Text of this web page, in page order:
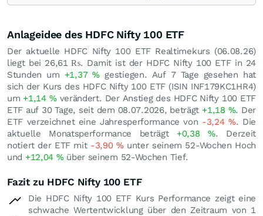
Anlageidee des HDFC Nifty 100 ETF
Der aktuelle HDFC Nifty 100 ETF Realtimekurs (06.08.26)
liegt bei 26,61 ₨. Damit ist der HDFC Nifty 100 ETF in 24
Stunden um +1,37% gestiegen. Auf 7 Tage gesehen hat
sich der Kurs des HDFC Nifty 100 ETF (ISIN INF179KC1HR4)
um +1,14 %verändert. Der Anstieg des HDFC Nifty 100 ETF
ETF auf 30 Tage, seit dem 08.07.2026, beträgt +1,18 %. Der
ETF verzeichnet eine Jahresperformance von -3,24%. Die
aktuelle Monatsperformance beträgt +0,38%. Derzeit
notiert der ETF mit -3,90 %unter seinem 52-Wochen Hoch
und +12,04 %über seinem 52-Wochen Tief.
Fazit zu HDFC Nifty 100 ETF
Die HDFC Nifty 100 ETF Kurs Performance zeigt eine
schwache Wertentwicklung über den Zeitraum von 1